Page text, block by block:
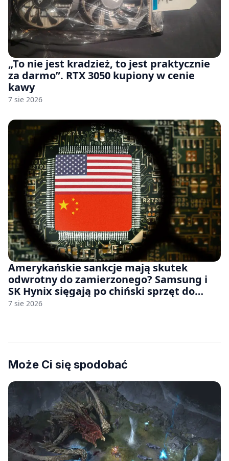
„To nie jest kradzież, to jest praktycznie
za darmo”. RTX 3050 kupiony w cenie
kawy
7 sie 2026
Amerykańskie sankcje mają skutek
odwrotny do zamierzonego? Samsung i
SK Hynix sięgają po chiński sprzęt do
fabryk chipów
7 sie 2026
Może Ci się spodobać